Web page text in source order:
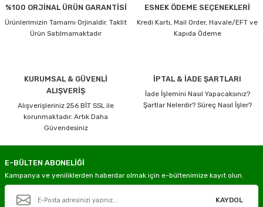
%100 ORJİNAL ÜRÜN GARANTİSİ
Ürünlerimizin Tamamı Orjinaldir. Taklit
Ürün Satılmamaktadır
ESNEK ÖDEME SEÇENEKLERİ
Kredi Kartı, Mail Order, Havale/EFT ve
Kapıda Ödeme
KURUMSAL & GÜVENLİ
ALIŞVERİŞ
Alışverişleriniz 256 BİT SSL ile
korunmaktadır. Artık Daha
Güvendesiniz
İPTAL & İADE ŞARTLARI
İade İşlemini Nasıl Yapacaksınız?
Şartlar Nelerdir? Süreç Nasıl İşler?
E-BÜLTEN ABONELİĞİ
Kampanya ve yeniliklerden haberdar olmak için e-bültenimize kayıt olun.
KAYDOL